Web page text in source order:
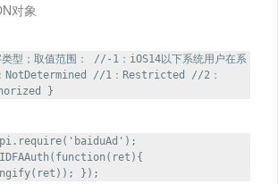
对象
；取值范围： //-1：iOS14以下系统用户在系
NotDetermined //1：Restricted //2：
}
});